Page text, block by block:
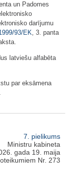
un Padomes
darījumu
93/EK, 3. panta
latviešu alfabēta
par eksāmena
7. pielikums
Ministru kabineta
gada 19. maija
Nr. 273